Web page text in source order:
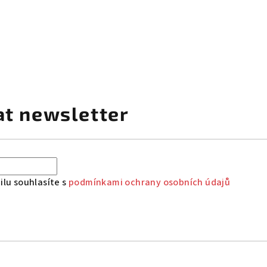
newsletter
souhlasíte s podmínkami ochrany osobních údajů